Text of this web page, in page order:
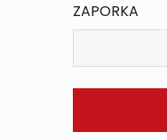
ZAPORKA